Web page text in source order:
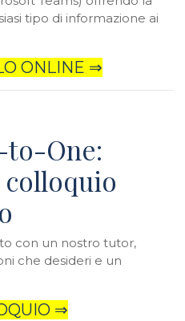
tipo di informazione ai
ONLINE ⇒
to-One:
con un nostro tutor,
che desideri e un
⇒